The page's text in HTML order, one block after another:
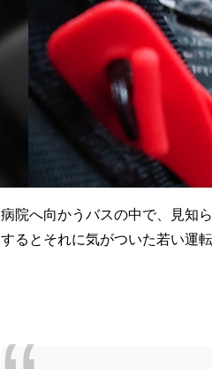
病院へ向かうバスの中で、見知
するとそれに気がついた若い運